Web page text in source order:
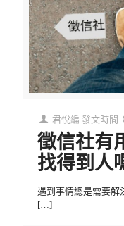
君悅編 發文時間
徵信社有
找得到人
遇到事情總是需要解
[…]